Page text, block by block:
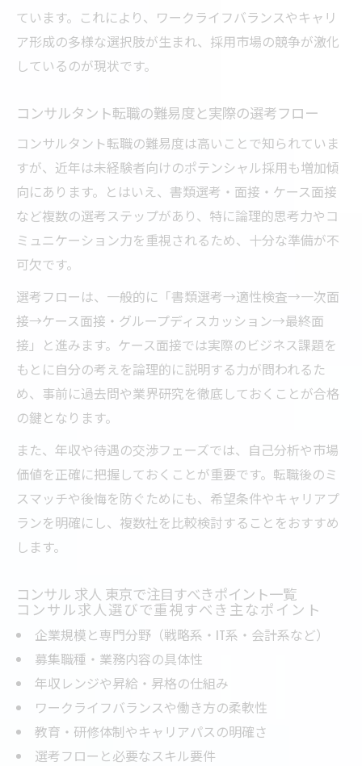
く方法
ています。これにより、ワークライフバランスやキャリ
ア形成の多様な選択肢が生まれ、採用市場の競争が激化
しているのが現状です。
コンサルタント転職の難易度と実際の選考フロー
コンサルタント転職の難易度は高いことで知られていま
すが、近年は未経験者向けのポテンシャル採用も増加傾
向にあります。とはいえ、書類選考・面接・ケース面接
など複数の選考ステップがあり、特に論理的思考力やコ
ミュニケーション力を重視されるため、十分な準備が不
可欠です。
選考フローは、一般的に「書類選考→適性検査→一次面
接→ケース面接・グループディスカッション→最終面
接」と進みます。ケース面接では実際のビジネス課題を
もとに自分の考えを論理的に説明する力が問われるた
め、事前に過去問や業界研究を徹底しておくことが合格
の鍵となります。
また、年収や待遇の交渉フェーズでは、自己分析や市場
価値を正確に把握しておくことが重要です。転職後のミ
スマッチや後悔を防ぐためにも、希望条件やキャリアプ
ランを明確にし、複数社を比較検討することをおすすめ
します。
コンサル 求人 東京で注目すべきポイント一覧
コンサル求人選びで重視すべき主なポイント
企業規模と専門分野（戦略系・IT系・会計系など）
募集職種・業務内容の具体性
年収レンジや昇給・昇格の仕組み
ワークライフバランスや働き方の柔軟性
教育・研修体制やキャリアパスの明確さ
選考フローと必要なスキル要件